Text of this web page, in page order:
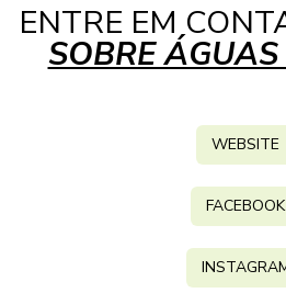
ENTRE EM
SOBRE
WEBSITE
FACEBOOK